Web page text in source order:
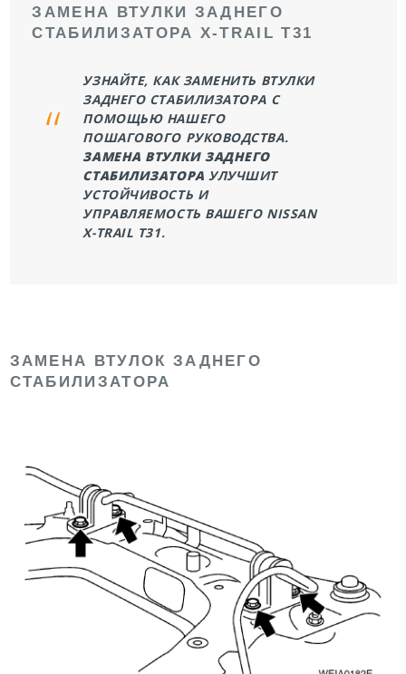
ЗАМЕНА ВТУЛКИ ЗАДНЕГО
СТАБИЛИЗАТОРА X-TRAIL T31
УЗНАЙТЕ, КАК ЗАМЕНИТЬ ВТУЛКИ
ЗАДНЕГО СТАБИЛИЗАТОРА С
ПОМОЩЬЮ НАШЕГО
ПОШАГОВОГО РУКОВОДСТВА.
ЗАМЕНА ВТУЛКИ ЗАДНЕГО
СТАБИЛИЗАТОРА УЛУЧШИТ
УСТОЙЧИВОСТЬ И
УПРАВЛЯЕМОСТЬ ВАШЕГО NISSAN
X-TRAIL T31.
ЗАМЕНА ВТУЛОК ЗАДНЕГО
СТАБИЛИЗАТОРА